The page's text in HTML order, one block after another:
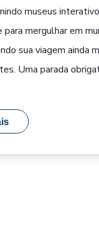
museus
para mergulhar em
sua viagem ainda
Uma parada